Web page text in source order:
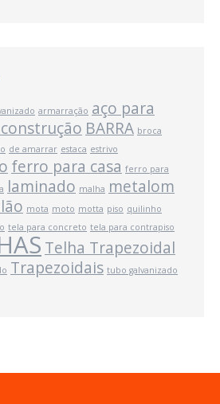
armarração aço para
BARRA broca
de amarrar estaca estrivo
ferro para casa ferro para
laminado malha metalom
mota moto motta piso quilinho
tela para concreto tela para contrapiso
Telha Trapezoidal
Trapezoidais tubo galvanizado